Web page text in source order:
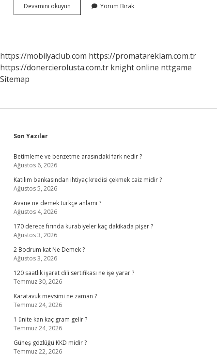
Devamını okuyun
Hemen
Yorum Bırak
https://mobilyaclub.com https://promatareklam.com.tr
https://donercierolusta.com.tr knight online nttgame
Sitemap
Sidebar
Son Yazılar
Betimleme ve benzetme arasındaki fark nedir ?
Ağustos 6, 2026
Katılım bankasından ihtiyaç kredisi çekmek caiz midir ?
Ağustos 5, 2026
Avane ne demek türkçe anlamı ?
Ağustos 4, 2026
170 derece fırında kurabiyeler kaç dakikada pişer ?
Ağustos 3, 2026
2 Bodrum kat Ne Demek ?
Ağustos 3, 2026
120 saatlik işaret dili sertifikası ne işe yarar ?
Temmuz 30, 2026
Karatavuk mevsimi ne zaman ?
Temmuz 24, 2026
1 ünite kan kaç gram gelir ?
Temmuz 24, 2026
Güneş gözlüğü KKD midir ?
Temmuz 22, 2026